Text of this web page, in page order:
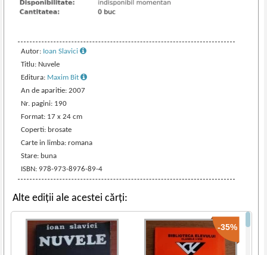
Autor: Ioan Slavici
Titlu: Nuvele
Editura: Maxim Bit
An de aparitie: 2007
Nr. pagini: 190
Format: 17 x 24 cm
Coperti: brosate
Carte in limba: romana
Stare: buna
ISBN: 978-973-8976-89-4
Alte ediții ale acestei cărți:
-35%